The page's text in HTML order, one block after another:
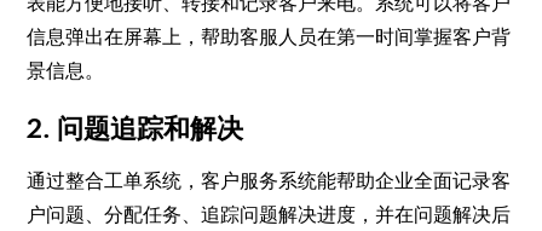
信息弹出在屏幕上，帮助客服人员在第一时间掌握客户背
景信息。
2. 问题追踪和解决
通过整合工单系统，客户服务系统能帮助企业全面记录客
户问题、分配任务、追踪问题解决进度，并在问题解决后